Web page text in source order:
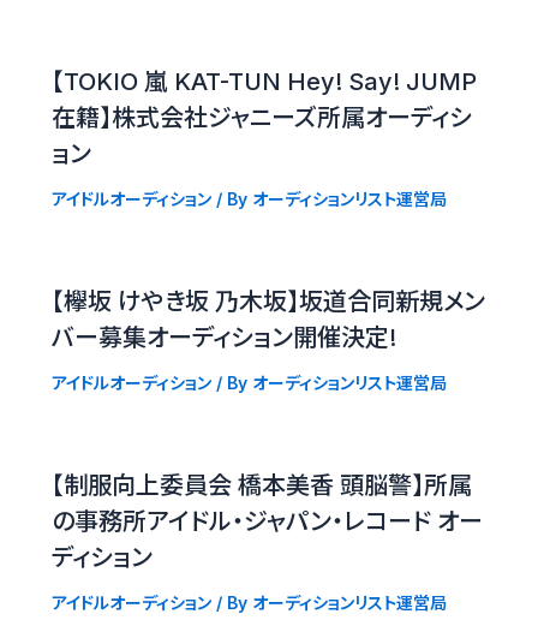
【TOKIO 嵐 KAT-TUN Hey! Say! JUMP
在籍】株式会社ジャニーズ所属オーディシ
ョン
アイドルオーディション/ By オーディションリスト運営局
【欅坂 けやき坂 乃木坂】坂道合同新規メン
バー募集オーディション開催決定!
アイドルオーディション/ By オーディションリスト運営局
【制服向上委員会 橋本美香 頭脳警】所属
の事務所アイドル・ジャパン・レコード オー
ディション
アイドルオーディション/ By オーディションリスト運営局